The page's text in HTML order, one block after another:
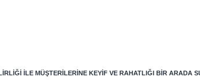
ILE MÜŞTERILERINE KEYIF VE RAHATLIĞI BIR